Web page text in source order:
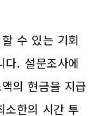
수 있는 기회
다. 설문조사에
의 현금을 지급
소한의 시간 투